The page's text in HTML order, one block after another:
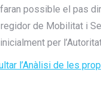
possible el pas
de Mobilitat i
per
l’Anàlisi de les